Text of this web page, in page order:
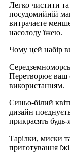
Легко чистити
посудомийній
витрачаєте
насолоду їжею.
Чому цей набір
Перетворює ваш
використанням.
Синьо-білий
дизайн
прикрасять будь-
Тарілки, миски
приготування